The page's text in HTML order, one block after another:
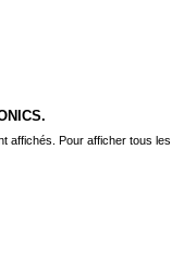
affichés. Pour afficher tous les